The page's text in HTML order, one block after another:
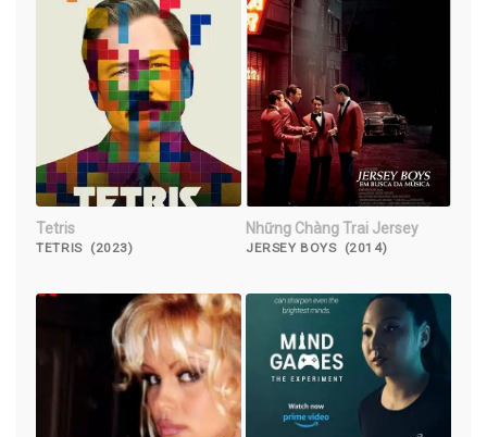
Tetris
TETRIS (2023)
Những Chàng Trai Jersey
JERSEY BOYS (2014)